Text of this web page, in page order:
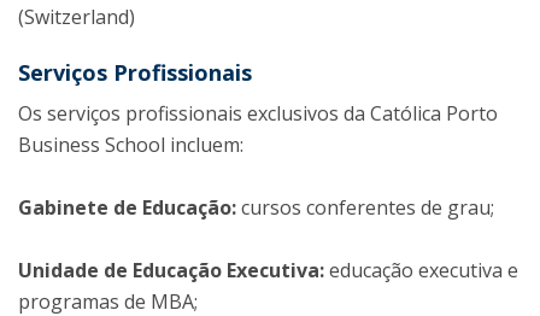
(Switzerland)
Serviços Profissionais
Os serviços profissionais exclusivos da Católica Porto
Business School incluem:
Gabinete de Educação:cursos conferentes de grau;
Unidade de Educação Executiva:educação executiva e
programas de MBA;